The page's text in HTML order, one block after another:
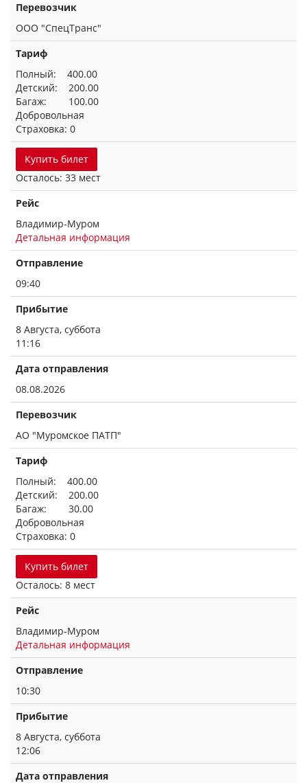
Перевозчик
ООО "СпецТранс"
Тариф
Полный: 400.00
Детский: 200.00
Багаж: 100.00
Добровольная
Страховка: 0
Купить билет
Осталось: 33 мест
Рейс
Владимир-Муром
Детальная информация
Отправление
09:40
Прибытие
8 Августа, суббота
11:16
Дата отправления
08.08.2026
Перевозчик
АО "Муромское ПАТП"
Тариф
Полный: 400.00
Детский: 200.00
Багаж: 30.00
Добровольная
Страховка: 0
Купить билет
Осталось: 8 мест
Рейс
Владимир-Муром
Детальная информация
Отправление
10:30
Прибытие
8 Августа, суббота
12:06
Дата отправления